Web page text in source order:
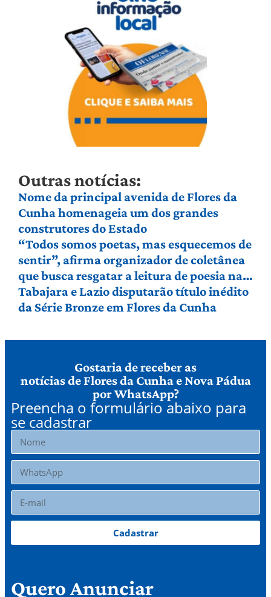
Outras notícias:
Nome da principal avenida de Flores da
Cunha homenageia um dos grandes
construtores do Estado
“Todos somos poetas, mas esquecemos de
sentir”, afirma organizador de coletânea
que busca resgatar a leitura de poesia na
Serra Gaúcha
Tabajara e Lazio disputarão título inédito
da Série Bronze em Flores da Cunha
Gostaria de receber as
notícias de Flores da Cunha e Nova Pádua
por WhatsApp?
Preencha o formulário abaixo para
se cadastrar
Cadastrar
Quero Anunciar